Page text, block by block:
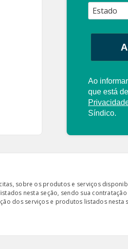
Ao
que está
Síndico.
sobre os produtos e serviços
nesta seção, sendo sua
dos serviços e produtos listados nesta